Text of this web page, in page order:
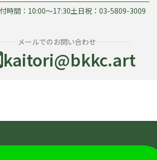
時間：10:00〜17:30土日祝：03-5809-3009
メールでのお問い合わせ
kaitori@bkkc.art